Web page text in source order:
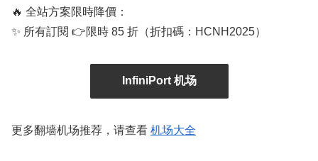
🔥 全站方案限時降價：
✨ 所有訂閱 👉限時 85 折（折扣碼：HCNH2025）
InfiniPort 机场
更多翻墙机场推荐，请查看 机场大全